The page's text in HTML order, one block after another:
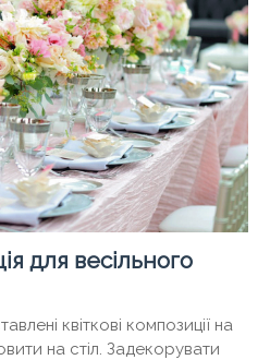
для весільного
квіткові композиції на
на стіл. Задекорувати